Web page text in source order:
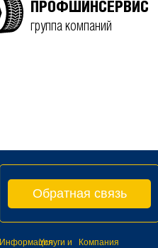
ПРОФШИНСЕРВИС
группа компаний
Обратная связь
ИнформацияУслуги и
Компания